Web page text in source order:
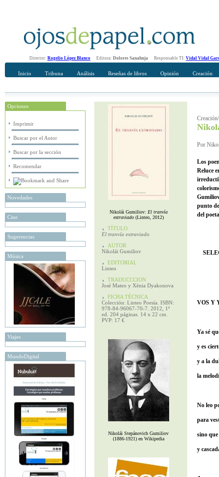
Director: Rogelio López Blanco Editora: Dolores Sanahuja Responsable TI: Vidal Vidal
Inicio Tribuna Análisis Reseñas de libros Opinión Creación
Opciones
Imprimir
Buscar por el Autor
Buscar por la sección
Recomendar
Novedades
Cine
Sugerencias
Música
Viajes
MundoDigital
Recomendar
Su nombre Completo
Nikolái Gumiliov: El tranvía
extraviado(Linteo, 2012)
TÍTULO
El tranvía extraviado
AUTOR
Nikolái Gumiliov
EDITORIAL
Linteo
TRADUCCCION
José Mateo y Xènia Dyakonova
FICHA TÉCNICA
Colección: Linteo Poesía. ISBN:
978-84-96067-70-7. 2012, 1ª
ed. 204 páginas. 14 x 22 cm.
PVP: 17 €
Nikolái Stepánovich Gumiliov
(1886-1921) en Wikipedia
Por
Los
Reluce
punto
del
VOS Y
Ya sé
y es
y a la
la
No leo
para
sino
y